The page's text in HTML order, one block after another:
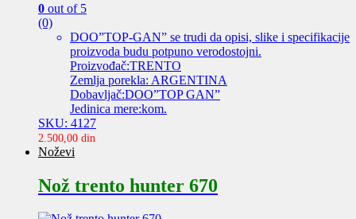
0 out of 5
(0)
DOO”TOP-GAN” se trudi da opisi, slike i specifikacije
proizvoda budu potpuno verodostojni.
Proizvođač:TRENTO
Zemlja porekla: ARGENTINA
Dobavljač:DOO”TOP GAN”
Jedinica mere:kom.
SKU: 4127
2.500,00 din
Noževi
Nož trento hunter 670